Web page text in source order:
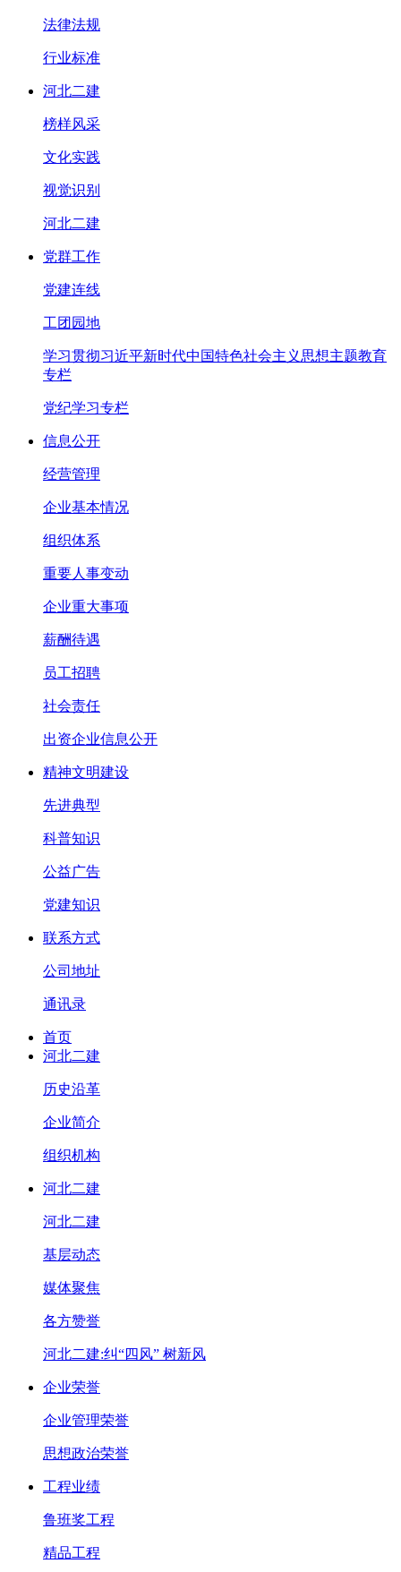
法律法规
行业标准
河北二建
榜样风采
文化实践
视觉识别
河北二建
党群工作
党建连线
工团园地
学习贯彻习近平新时代中国特色社会主义思想主题教育
专栏
党纪学习专栏
信息公开
经营管理
企业基本情况
组织体系
重要人事变动
企业重大事项
薪酬待遇
员工招聘
社会责任
出资企业信息公开
精神文明建设
先进典型
科普知识
公益广告
党建知识
联系方式
公司地址
通讯录
首页
河北二建
历史沿革
企业简介
组织机构
河北二建
河北二建
基层动态
媒体聚焦
各方赞誉
河北二建:纠“四风” 树新风
企业荣誉
企业管理荣誉
思想政治荣誉
工程业绩
鲁班奖工程
精品工程